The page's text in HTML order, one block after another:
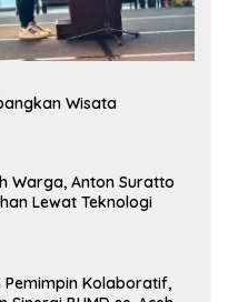
Wisata
Warga, Anton Suratto
Lewat Teknologi
Pemimpin Kolaboratif,